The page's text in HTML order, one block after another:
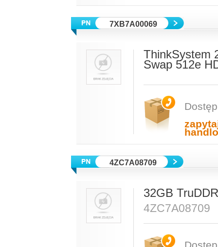
7XB7A00069
ThinkSystem
Swap 512e
4ZC7A08709
32GB
4ZC7A08709